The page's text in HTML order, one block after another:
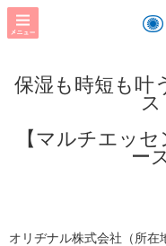
保湿も時短も叶
ス
【マルチエッ
ー
オリヂナル株式会社（所在